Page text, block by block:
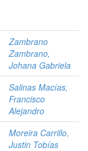
Zambrano
Zambrano,
Johana Gabriela
Salinas Macías,
Francisco
Alejandro
Moreira Carrillo,
Justin Tobías